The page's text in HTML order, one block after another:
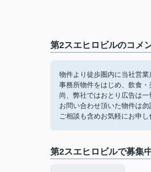
第2スエヒロビルのコメ
物件より徒歩圏内に当社営業
事務所物件をはじめ、飲食
尚、弊社ではおとり広告は
お問い合わせ頂いた物件は
ご相談も含めお気軽にお申し
第2スエヒロビルで募集